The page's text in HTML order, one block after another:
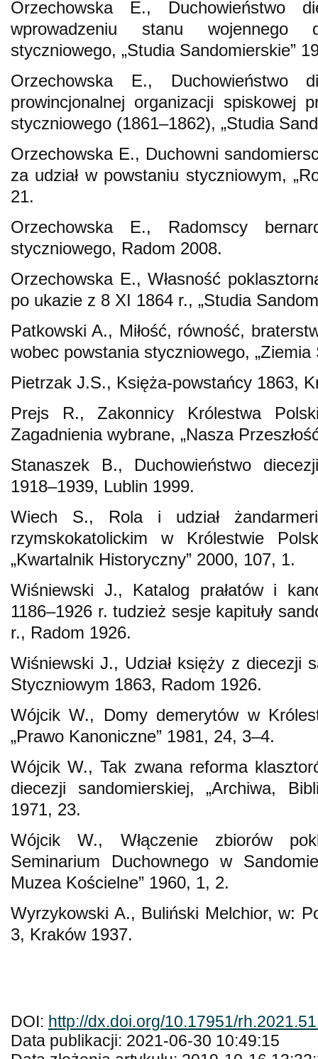
Orzechowska E., Duchowieństwo
wprowadzeniu stanu wojennego
styczniowego, „Studia Sandomierskie”
Orzechowska E., Duchowieństwo
prowincjonalnej organizacji spiskowej
styczniowego (1861–1862), „Studia
Orzechowska E., Duchowni
za udział w powstaniu styczniowym,
21.
Orzechowska E., Radomscy
styczniowego, Radom 2008.
Orzechowska E., Własność
po ukazie z 8 XI 1864 r., „Studia
Patkowski A., Miłość, równość,
wobec powstania styczniowego,
Pietrzak J.S., Księża-powstańcy 1863,
Prejs R., Zakonnicy Królestwa
Zagadnienia wybrane, „Nasza
Stanaszek B., Duchowieństwo
1918–1939, Lublin 1999.
Wiech S., Rola i udział
rzymskokatolickim w Królestwie
„Kwartalnik Historyczny” 2000, 107, 1.
Wiśniewski J., Katalog prałatów i
1186–1926 r. tudzież sesje kapituły
r., Radom 1926.
Wiśniewski J., Udział księży z diecezji
Styczniowym 1863, Radom 1926.
Wójcik W., Domy demerytów w
„Prawo Kanoniczne” 1981, 24, 3–4.
Wójcik W., Tak zwana reforma
diecezji sandomierskiej, „Archiwa,
1971, 23.
Wójcik W., Włączenie zbiorów
Seminarium Duchownego w
Muzea Kościelne” 1960, 1, 2.
Wyrzykowski A., Buliński Melchior, w:
3, Kraków 1937.
DOI: http://dx.doi.org/10.17951/
Data publikacji: 2021-06-30 10:49:15